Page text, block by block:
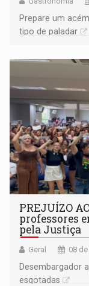
Prepare um
tipo de paladar
PREJUÍZO
professores
pela Justiça
Geral 08
Desembargador
esgotadas